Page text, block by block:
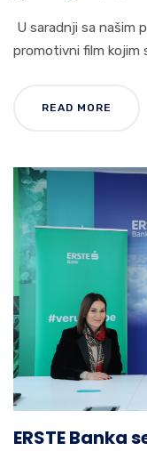
U saradnji sa našim
promotivni film kojim
READ MORE
ERSTE